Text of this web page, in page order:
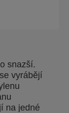
snazší.
vyrábějí
na jedné